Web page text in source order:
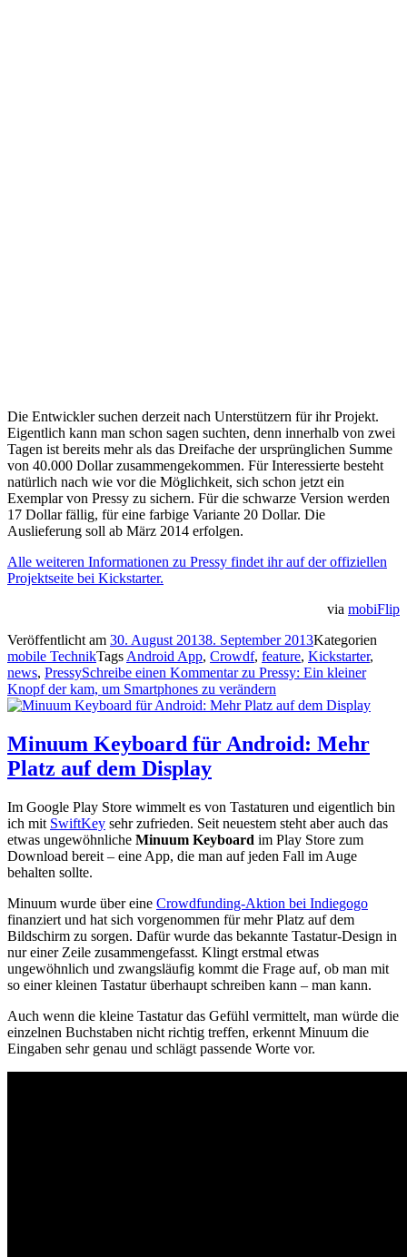
Die Entwickler suchen derzeit nach Unterstützern für ihr Projekt.
Eigentlich kann man schon sagen suchten, denn innerhalb von zwei
Tagen ist bereits mehr als das Dreifache der ursprünglichen Summe
von 40.000 Dollar zusammengekommen. Für Interessierte besteht
natürlich nach wie vor die Möglichkeit, sich schon jetzt ein
Exemplar von Pressy zu sichern. Für die schwarze Version werden
17 Dollar fällig, für eine farbige Variante 20 Dollar. Die
Auslieferung soll ab März 2014 erfolgen.
Alle weiteren Informationen zu Pressy findet ihr auf der offiziellen
Projektseite bei Kickstarter.
via mobiFlip
Veröffentlicht am 30. August 20138. September 2013Kategorien
mobile TechnikTags Android App, Crowdf, feature, Kickstarter,
news, PressySchreibe einen Kommentarzu Pressy: Ein kleiner
Knopf der kam, um Smartphones zu verändern
Minuum Keyboard für Android: Mehr
Platz auf dem Display
Im Google Play Store wimmelt es von Tastaturen und eigentlich bin
ich mit SwiftKey sehr zufrieden. Seit neuestem steht aber auch das
etwas ungewöhnliche Minuum Keyboard im Play Store zum
Download bereit – eine App, die man auf jeden Fall im Auge
behalten sollte.
Minuum wurde über eine Crowdfunding-Aktion bei Indiegogo
finanziert und hat sich vorgenommen für mehr Platz auf dem
Bildschirm zu sorgen. Dafür wurde das bekannte Tastatur-Design in
nur einer Zeile zusammengefasst. Klingt erstmal etwas
ungewöhnlich und zwangsläufig kommt die Frage auf, ob man mit
so einer kleinen Tastatur überhaupt schreiben kann – man kann.
Auch wenn die kleine Tastatur das Gefühl vermittelt, man würde die
einzelnen Buchstaben nicht richtig treffen, erkennt Minuum die
Eingaben sehr genau und schlägt passende Worte vor.